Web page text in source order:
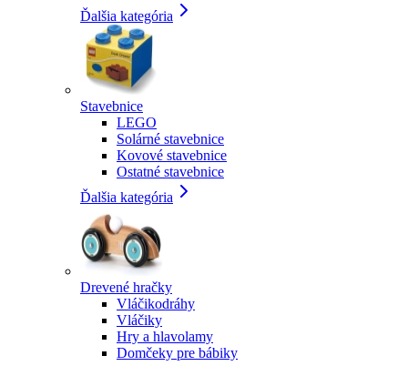
Ďalšia kategória
Stavebnice
LEGO
Solárné stavebnice
Kovové stavebnice
Ostatné stavebnice
Ďalšia kategória
Drevené hračky
Vláčikodráhy
Vláčiky
Hry a hlavolamy
Domčeky pre bábiky